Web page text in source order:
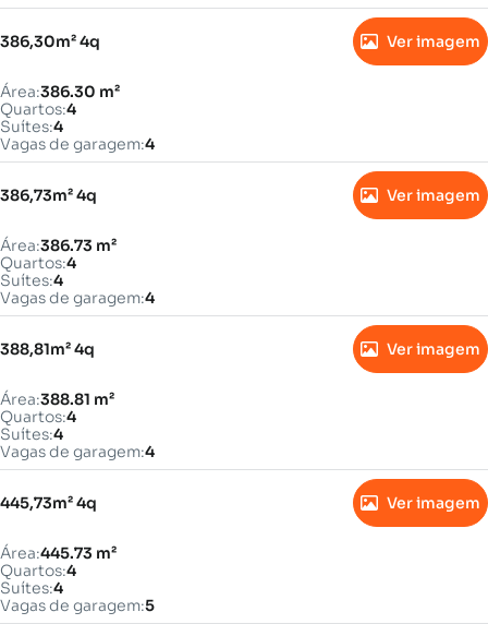
386,30m² 4q Ver imagem
Área:386.30 m²
Quartos:4
Suítes:4
Vagas de garagem:4
386,73m² 4q Ver imagem
Área:386.73 m²
Quartos:4
Suítes:4
Vagas de garagem:4
388,81m² 4q Ver imagem
Área:388.81 m²
Quartos:4
Suítes:4
Vagas de garagem:4
445,73m² 4q Ver imagem
Área:445.73 m²
Quartos:4
Suítes:4
Vagas de garagem:5